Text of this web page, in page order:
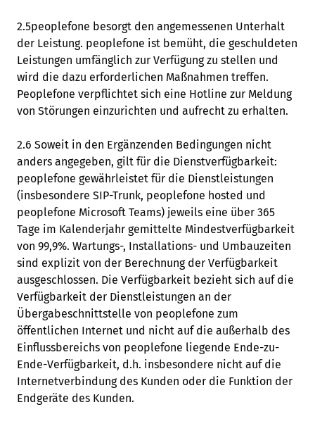
2.5peoplefone besorgt den angemessenen Unterhalt
der Leistung. peoplefone ist bemüht, die geschuldeten
Leistungen umfänglich zur Verfügung zu stellen und
wird die dazu erforderlichen Maßnahmen treffen.
Peoplefone verpflichtet sich eine Hotline zur Meldung
von Störungen einzurichten und aufrecht zu erhalten.
2.6 Soweit in den Ergänzenden Bedingungen nicht
anders angegeben, gilt für die Dienstverfügbarkeit:
peoplefone gewährleistet für die Dienstleistungen
(insbesondere SIP-Trunk, peoplefone hosted und
peoplefone Microsoft Teams) jeweils eine über 365
Tage im Kalenderjahr gemittelte Mindestverfügbarkeit
von 99,9%. Wartungs-, Installations- und Umbauzeiten
sind explizit von der Berechnung der Verfügbarkeit
ausgeschlossen. Die Verfügbarkeit bezieht sich auf die
Verfügbarkeit der Dienstleistungen an der
Übergabeschnittstelle von peoplefone zum
öffentlichen Internet und nicht auf die außerhalb des
Einflussbereichs von peoplefone liegende Ende-zu-
Ende-Verfügbarkeit, d.h. insbesondere nicht auf die
Internetverbindung des Kunden oder die Funktion der
Endgeräte des Kunden.